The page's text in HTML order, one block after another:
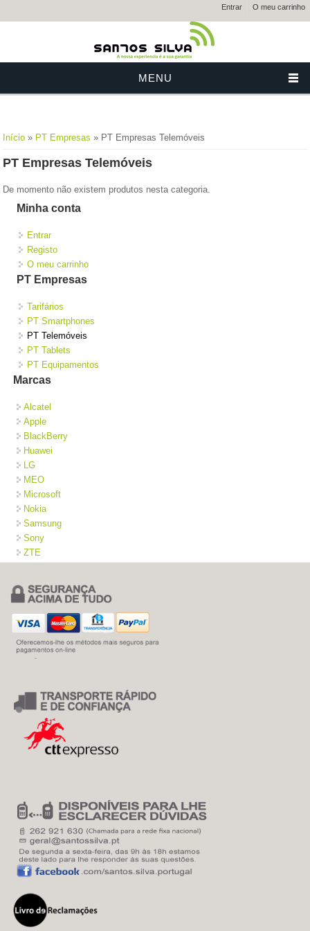
Entrar O meu carrinho
MENU
Está aqui
Início » PT Empresas » PT Empresas Telemóveis
PT Empresas Telemóveis
De momento não existem produtos nesta categoria.
Minha conta
Entrar
Registo
O meu carrinho
PT Empresas
Tarifários
PT Smartphones
PT Telemóveis
PT Tablets
PT Equipamentos
Marcas
Alcatel
Apple
BlackBerry
Huawei
LG
MEO
Microsoft
Nokia
Samsung
Sony
ZTE